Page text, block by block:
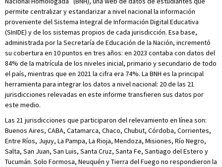
permite centralizar y estandarizar a nivel nacional la información
proveniente del Sistema Integral de Información Digital Educativa
(SInIDE) y de los sistemas propios de cada jurisdicción. Esa base,
administrada por la Secretaría de Educación de la Nación, incrementó
su cobertura en 10 puntos en tres años: en 2023 contaba con datos del
84% de la matrícula de los niveles inicial, primario y secundario de todo
el país, mientras que en 2021 la cifra era 74%. La BNH es la principal
herramienta para integrar los datos a nivel nacional: 20 de las 21
jurisdicciones relevadas en este informe transfieren sus datos por
este medio.
Las 21 jurisdicciones que participaron del relevamiento en línea son:
Buenos Aires, CABA, Catamarca, Chaco, Chubut, Córdoba, Corrientes,
Entre Ríos, Jujuy, La Pampa, La Rioja, Mendoza, Misiones, Río Negro,
Salta, San Juan, San Luis, Santa Cruz, Santa Fe, Santiago del Estero y
Tucumán. Solo Formosa, Neuquén y Tierra del Fuego no respondieron la